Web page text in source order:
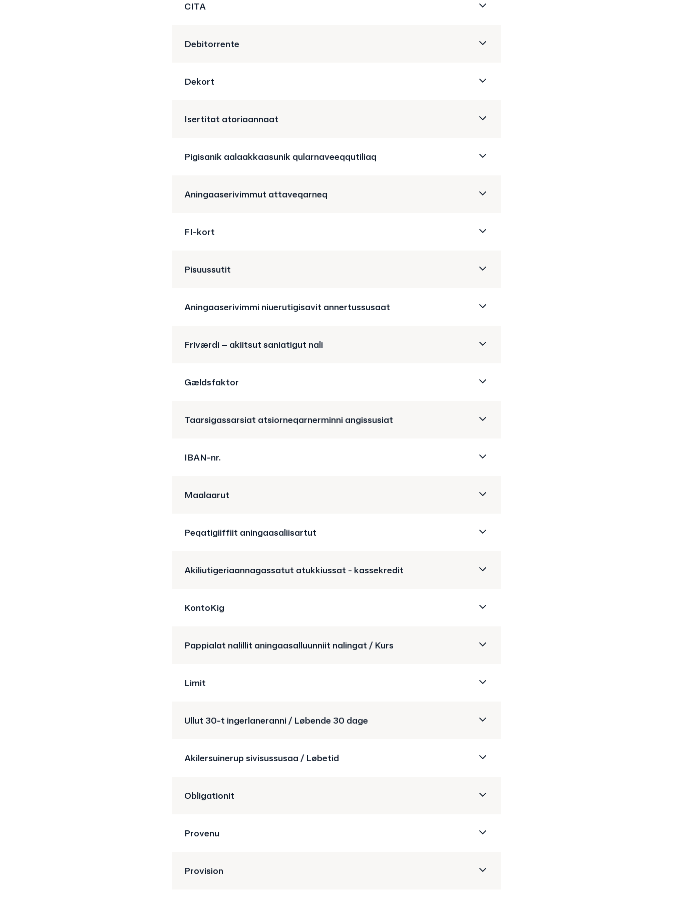
CITA
Debitorrente
Dekort
Isertitat atoriaannaat
Pigisanik aalaakkaasunik qularnaveeqqutiliaq
Aningaaserivimmut attaveqarneq
FI-kort
Pisuussutit
Aningaaserivimmi niuerutigisavit annertussusaat
Friværdi – akiitsut saniatigut nali
Gældsfaktor
Taarsigassarsiat atsiorneqarnerminni angissusiat
IBAN-nr.
Maalaarut
Peqatigiiffiit aningaasaliisartut
Akiliutigeriaannagassatut atukkiussat - kassekredit
KontoKig
Pappialat nalillit aningaasalluunniit nalingat / Kurs
Limit
Ullut 30-t ingerlaneranni / Løbende 30 dage
Akilersuinerup sivisussusaa / Løbetid
Obligationit
Provenu
Provision